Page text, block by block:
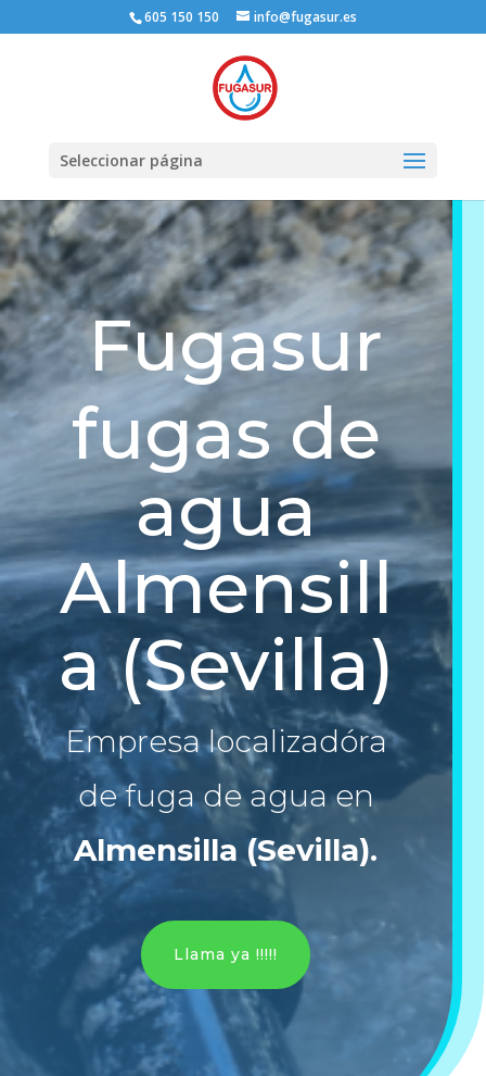
605 150 150 info@fugasur.es
Seleccionar página
Fugasur
fugas de
agua
Almensill
a (Sevilla)
Empresa localizadóra
de fuga de agua en
Almensilla (Sevilla).
Llama ya !!!!!